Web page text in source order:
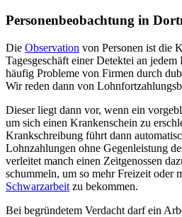
Personenbeobachtung in
Die Observation von Personen ist die
Tagesgeschäft einer Detektei an
häufig Probleme von Firmen durch
Wir reden dann von
Dieser liegt dann vor, wenn ein
um sich einen Krankenschein zu
Krankschreibung führt dann
Lohnzahlungen ohne Gegenleistung
verleitet manch einen Zeitgenossen
schummeln, um so mehr Freizeit oder
Schwarzarbeit zu bekommen.
Bei begründetem Verdacht darf ein